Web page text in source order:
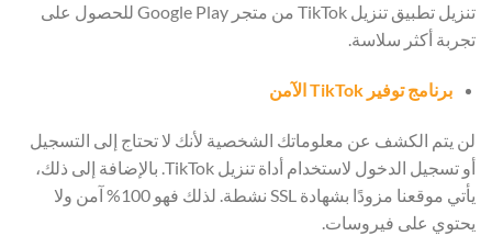
تنزيل تطبيق تنزيل TikTok من متجر Google Play للحصول على
تجربة أكثر سلاسة.
برنامج توفير TikTok الآمن
لن يتم الكشف عن معلوماتك الشخصية لأنك لا تحتاج إلى التسجيل
أو تسجيل الدخول لاستخدام أداة تنزيل TikTok. بالإضافة إلى ذلك،
يأتي موقعنا مزودًا بشهادة SSL نشطة. لذلك فهو 100% آمن ولا
يحتوي على فيروسات.